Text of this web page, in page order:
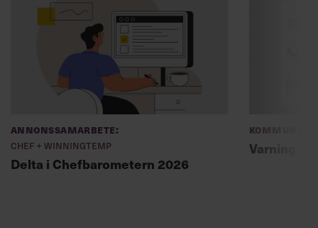
Annonssamarbete:
Chef + Winningtemp
Delta i Chefbarometern 2026
Varning